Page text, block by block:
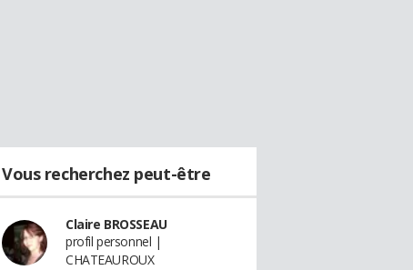
Vous recherchez peut-être
Claire BROSSEAU
profil personnel |
CHATEAUROUX